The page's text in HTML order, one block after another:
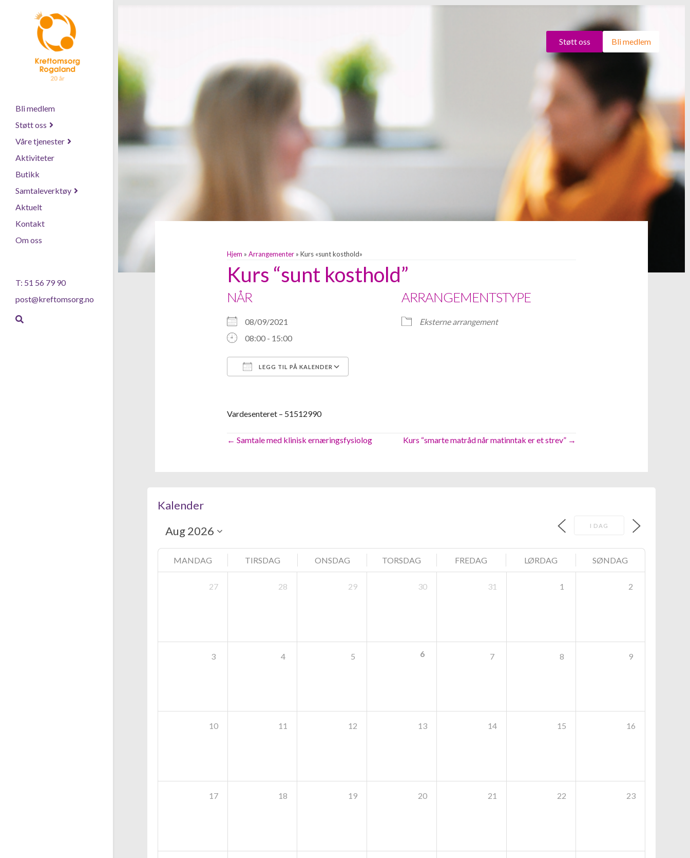
Bli medlem
Støtt oss
Våre tjenester
Aktiviteter
Butikk
Samtaleverktøy
Aktuelt
Kontakt
Om oss
T: 51 56 79 90
post@kreftomsorg.no
Støtt oss Bli medlem
Hjem » Arrangementer » Kurs «sunt kosthold»
Kurs “sunt kosthold”
NÅR
08/09/2021
08:00 - 15:00
LEGG TIL PÅ KALENDER
ARRANGEMENTSTYPE
Eksterne arrangement
Vardesenteret – 51512990
Posts
← Samtale med klinisk ernæringsfysiolog Kurs “smarte matråd når matinntak er et strev” →
Kalender
I DAG
MANDAG TIRSDAG ONSDAG TORSDAG FREDAG LØRDAG SØNDAG
27 28 29 30 31 1 2
3 4 5 6 7 8 9
10 11 12 13 14 15 16
17 18 19 20 21 22 23